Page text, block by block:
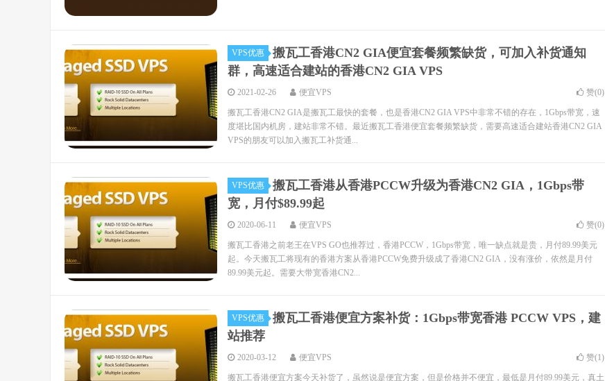
VPS优惠
搬瓦工香港CN2 GIA便宜套餐频繁缺货，可加入补货通知
群，高速适合建站的香港CN2 GIA VPS
2021-02-26 便宜VPS 赞(0)
搬瓦工香港CN2 GIA是搬瓦工最快的套餐，也是香港CN2 GIA VPS中非常不错的存在，1Gbps带宽，速
度堪比国内机房，建站非常不错。最近搬瓦工香港便宜套餐频繁缺货，需要高速适合建站香港CN2 GIA
VPS的朋友可以加入搬瓦工补货通...
VPS优惠
搬瓦工香港从香港PCCW升级为香港CN2 GIA，1Gbps带
宽，月付$89.99起
2020-06-11 便宜VPS 赞(0)
搬瓦工香港之前老王在VPS GO也推荐过，香港PCCW，1Gbps带宽，唯一缺点就是贵，月付89.99美元
起。今天搬瓦工将现有的香港方案从香港PCCW免费升级成了香港CN2 GIA，没有涨价，依然是月付
89.99美元起。需要大带宽香港CN2...
VPS优惠
搬瓦工香港便宜方案补货：1Gbps带宽香港 PCCW VPS，建
站推荐
2020-03-12 便宜VPS 赞(1)
搬瓦工香港便宜方案今天补货了，虽然说是便宜方案，但是价格并不便宜，最低是月付89.99美元，真土